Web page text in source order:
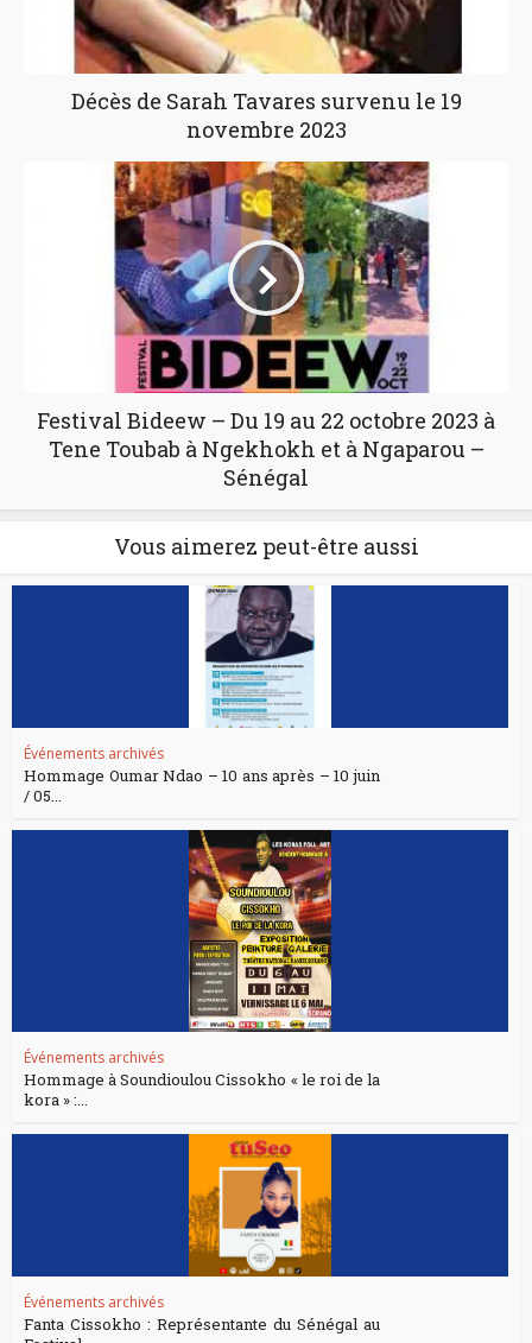
Décès de Sarah Tavares survenu le 19
novembre 2023
Festival Bideew – Du 19 au 22 octobre 2023 à
Tene Toubab à Ngekhokh et à Ngaparou –
Sénégal
Vous aimerez peut-être aussi
Événements archivés
Hommage Oumar Ndao – 10 ans après – 10 juin
/ 05...
Événements archivés
Hommage à Soundioulou Cissokho « le roi de la
kora » :...
Événements archivés
Fanta Cissokho : Représentante du Sénégal au